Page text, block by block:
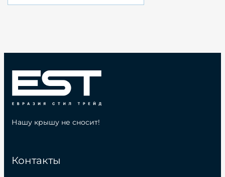
Контакты
Нашу крышу не сносит!